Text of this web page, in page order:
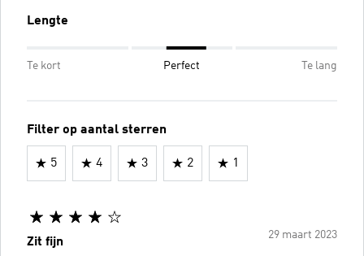
Lengte
Te kort Perfect Te lang
Filter op aantal sterren
5 4 3 2 1
29 maart 2023
Zit fijn